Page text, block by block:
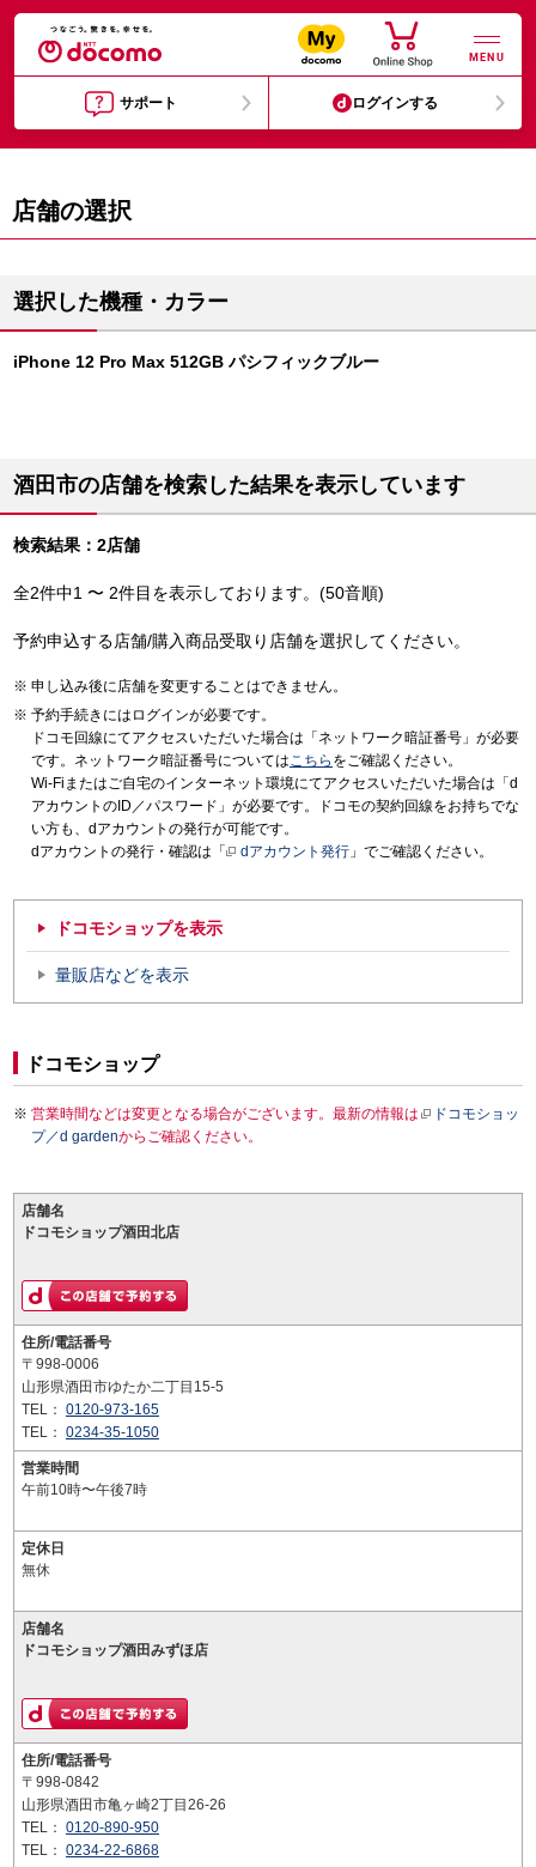
MENU
サポート ログインする
店舗の選択
選択した機種・カラー
iPhone 12 Pro Max 512GB パシフィックブルー
酒田市の店舗を検索した結果を表示しています
検索結果：2店舗
全2件中1 〜 2件目を表示しております。(50音順)
予約申込する店舗/購入商品受取り店舗を選択してください。
申し込み後に店舗を変更することはできません。
予約手続きにはログインが必要です。
ドコモ回線にてアクセスいただいた場合は「ネットワーク暗証番号」が必要
です。ネットワーク暗証番号についてはこちら をご確認ください。
Wi-Fiまたはご自宅のインターネット環境にてアクセスいただいた場合は「d
アカウントのID／パスワード」が必要です。ドコモの契約回線をお持ちでな
い方も、dアカウントの発行が可能です。
dアカウントの発行・確認は「
dアカウント発行 」でご確認ください。
ドコモショップを表示
量販店などを表示
ドコモショップ
営業時間などは変更となる場合がございます。最新の情報は
ドコモショッ
プ／d gardenからご確認ください。
店舗名
ドコモショップ酒田北店
住所/電話番号
〒998-0006
山形県酒田市ゆたか二丁目15-5
TEL： 0120-973-165
TEL： 0234-35-1050
営業時間
午前10時〜午後7時
定休日
無休
店舗名
ドコモショップ酒田みずほ店
住所/電話番号
〒998-0842
山形県酒田市亀ヶ崎2丁目26-26
TEL： 0120-890-950
TEL： 0234-22-6868